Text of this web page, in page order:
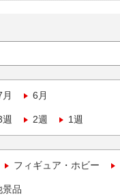
月 6月
週 2週 1週
フィギュア・ホビー
景品